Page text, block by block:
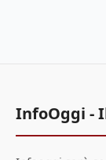
InfoOggi -